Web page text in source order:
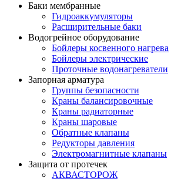
Баки мембранные
Гидроаккумуляторы
Расширительные баки
Водогрейное оборудование
Бойлеры косвенного нагрева
Бойлеры электрические
Проточные водонагреватели
Запорная арматура
Группы безопасности
Краны балансировочные
Краны радиаторные
Краны шаровые
Обратные клапаны
Редукторы давления
Электромагнитные клапаны
Защита от протечек
АКВАСТОРОЖ